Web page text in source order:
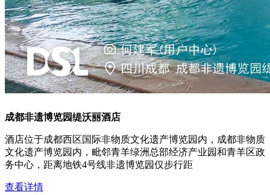
成都非遗博览园缇沃丽酒店
酒店位于成都西区国际非物质文化遗产博览园内，成都非物质
文化遗产博览园内，毗邻青羊绿洲总部经济产业园和青羊区政
务中心，距离地铁4号线非遗博览园仅步行距
查看详情